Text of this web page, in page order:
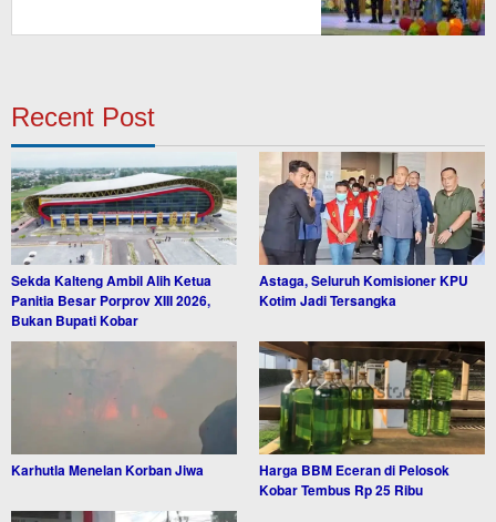
Recent Post
Sekda Kalteng Ambil Alih Ketua
Panitia Besar Porprov XIII 2026,
Bukan Bupati Kobar
Astaga, Seluruh Komisioner KPU
Kotim Jadi Tersangka
Karhutla Menelan Korban Jiwa
Harga BBM Eceran di Pelosok
Kobar Tembus Rp 25 Ribu